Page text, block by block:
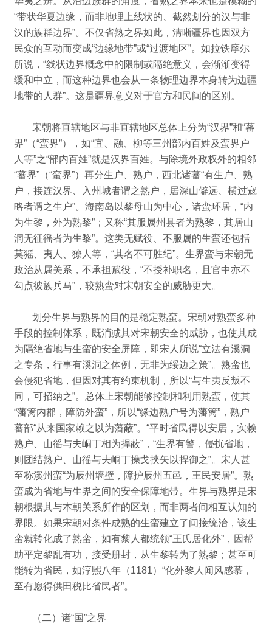
“带状华夏边缘，而非地理上线状的、截然划分的汉与非
汉的族群边界”。 不仅省熟之界如此，清晰疆界也因双方
民众的互动而变成“边缘地带”或“过渡地区”。 如拉铁摩尔
所说，“线状边界概念中的限制或隔绝意义，会渐渐变得
缓和中立，而这种边界也会从一条物理边界本身转为边疆
地带的人群”。 这是疆界意义对于官方和民间的区别。
宋朝将直辖地区与非直辖地区总体上分为“汉界”和“蕃
界”（“蛮界”），如“宜、融、柳等三州部内百姓及蛮界户
人等”之“部内百姓”就是汉界百姓。 与除境外政权外的相邻
“蕃界”（“蛮界”）再分生户、熟户，西北诸蕃“有生户、熟
户，接连汉界、入州城者谓之熟户，居深山僻远、横过寇
略者谓之生户”。 海南岛以黎母山为中心，诸蛮环居，“内
为生黎，外为熟黎”； 又称“其服属州县者为熟黎，其居山
洞无征徭者为生黎”。 这类无赋役、不服属的生蛮还包括
莫猺、夷人、獠人等，“其名不可胜纪”。 生界蛮与宋朝无
政治从属关系，不承担赋役，“不授补职名，且官中亦不
勾点彼族兵马”， 较熟蛮对宋朝安全的威胁更大。
划分生界与熟界的目的是稳定熟蛮。 宋朝对熟蛮多种
手段的控制体系，既消减其对宋朝安全的威胁，也使其成
为隔绝省地与生蛮的安全屏障，即宋人所说“立法有溪洞
之专条，行事有溪洞之体例，无非为绥边之策”。 熟蛮也
会侵犯省地，但因对其有约束机制，所以“与生夷反叛不
同，可招纳之”。 总体上宋朝能够控制和利用熟蛮，使其
“藩篱内郡，障防外蛮”， 所以“缘边熟户号为藩篱”， 熟户
蕃部“从来国家赖之以为藩蔽”。 “平时省民得以安居，实赖
熟户、山徭与夫峒丁相为捍蔽”，“生界有警，侵扰省地，
则团结熟户、山徭与夫峒丁操戈挟矢以捍御之”。 宋人甚
至称溪州蛮“为辰州墙壁，障护辰州五邑，王民安居”。 熟
蛮成为省地与生界之间的安全保障地带。 生界与熟界是宋
朝根据其与本朝关系所作的区划，而非两者间相互认知的
界限。 如果宋朝对条件成熟的生蛮建立了间接统治，该生
蛮就转化成了熟蛮，如有黎人都统领“王氏居化外”，因帮
助平定黎乱有功，接受册封，从生黎转为了熟黎； 甚至可
能转为省民，如淳熙八年（1181）“化外黎人闻风感慕，
至有愿得供田税比省民者”。
（二）诸“国”之界